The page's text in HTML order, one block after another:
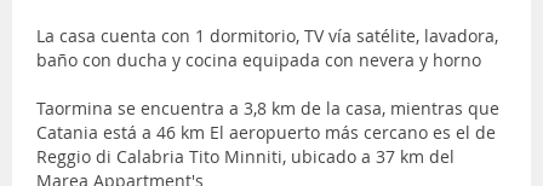
La casa cuenta con 1 dormitorio, TV vía satélite, lavadora,
baño con ducha y cocina equipada con nevera y horno
Taormina se encuentra a 3,8 km de la casa, mientras que
Catania está a 46 km El aeropuerto más cercano es el de
Reggio di Calabria Tito Minniti, ubicado a 37 km del
Marea Appartment's